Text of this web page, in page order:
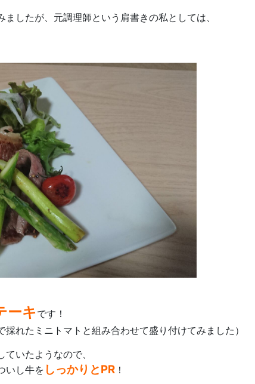
したが、元調理師という肩書きの私としては、
ーキです！
採れたミニトマトと組み合わせて盛り付けてみました）
いたようなので、
いし牛を しっかりとPR ！